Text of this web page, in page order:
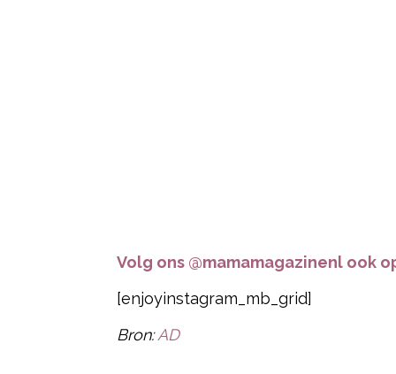
Volg ons @mamamagazinenl ook
[enjoyinstagram_mb_grid]
Bron:AD